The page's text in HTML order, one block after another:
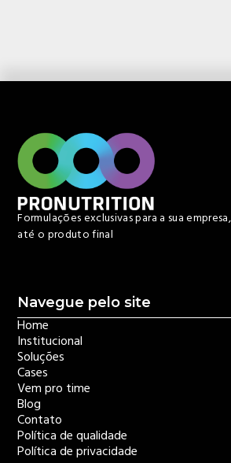
Formulações exclusivas para a sua
até o produto final
Navegue pelo site
Home
Institucional
Soluções
Cases
Vem pro time
Blog
Contato
Política de qualidade
Política de privacidade